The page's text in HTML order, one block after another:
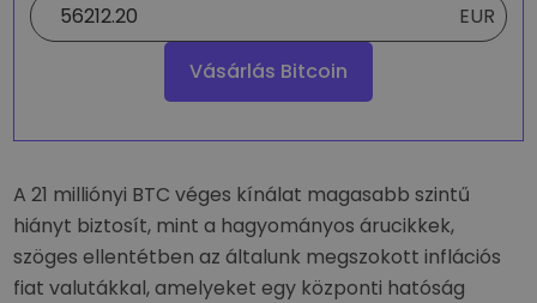
EUR
Vásárlás Bitcoin
A 21 milliónyi BTC véges kínálat magasabb szintű
hiányt biztosít, mint a hagyományos árucikkek,
szöges ellentétben az általunk megszokott inflációs
fiat valutákkal, amelyeket egy központi hatóság